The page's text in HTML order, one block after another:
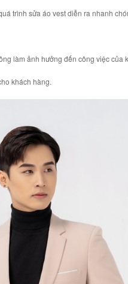
trình sửa áo vest diễn ra nhanh
làm ảnh hưởng đến công việc của
khách hàng.